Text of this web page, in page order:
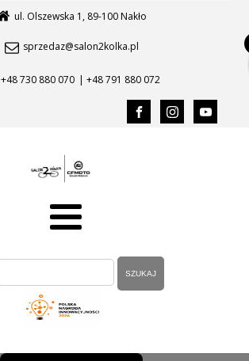
ul. Olszewska 1, 89-100 Nakło
sprzedaz@salon2kolka.pl
+48 730 880 070 | +48 791 880 072